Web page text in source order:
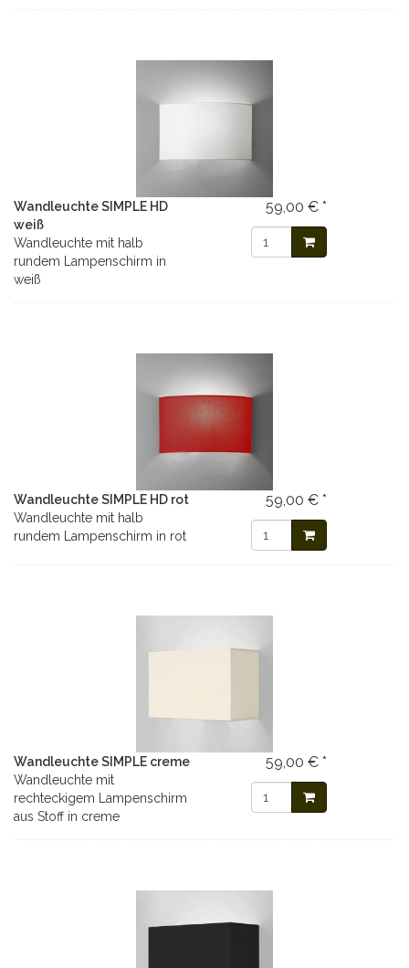
Wandleuchte SIMPLE HD
weiß
Wandleuchte mit halb
rundem Lampenschirm in
weiß
59,00 € *
Wandleuchte SIMPLE HD rot
Wandleuchte mit halb
rundem Lampenschirm in rot
59,00 € *
Wandleuchte SIMPLE creme
Wandleuchte mit
rechteckigem Lampenschirm
aus Stoff in creme
59,00 € *